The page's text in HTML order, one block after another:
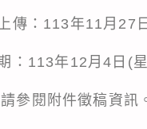
傳：113年11月27
：113年12月4日(
參閱附件徵稿資訊